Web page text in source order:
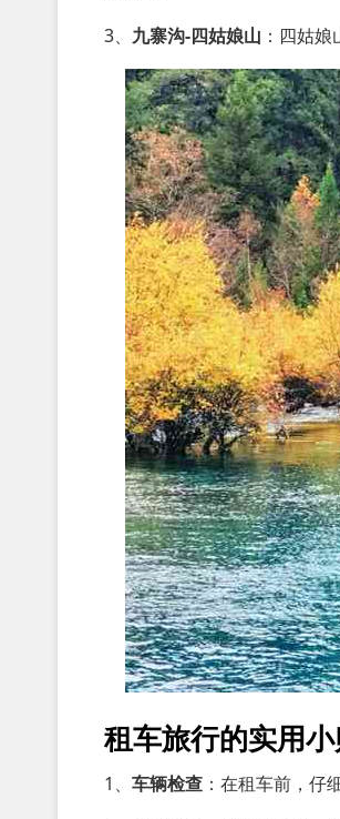
3、 九寨沟-四姑娘山 ：四姑
租车旅行的实用
1、 车辆检查 ：在租车前，仔